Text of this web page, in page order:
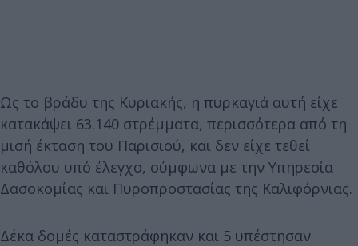
Ως το βράδυ της Κυριακής, η πυρκαγιά αυτή είχε
κατακάψει 63.140 στρέμματα, περισσότερα από τη
μισή έκταση του Παρισιού, και δεν είχε τεθεί
καθόλου υπό έλεγχο, σύμφωνα με την Υπηρεσία
Δασοκομίας και Πυροπροστασίας της Καλιφόρνιας.
Δέκα δομές καταστράφηκαν και 5 υπέστησαν